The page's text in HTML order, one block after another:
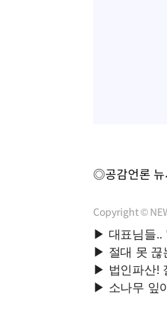
◎공감언론 뉴
Copyright ©